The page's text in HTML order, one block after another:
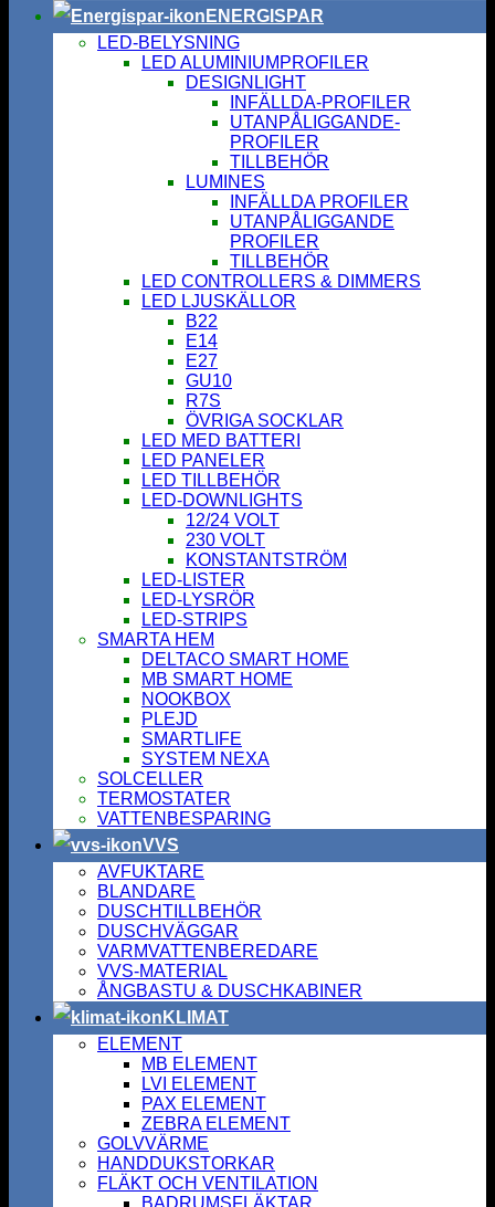
ENERGISPAR
LED-BELYSNING
LED ALUMINIUMPROFILER
DESIGNLIGHT
INFÄLLDA-PROFILER
UTANPÅLIGGANDE-
PROFILER
TILLBEHÖR
LUMINES
INFÄLLDA PROFILER
UTANPÅLIGGANDE
PROFILER
TILLBEHÖR
LED CONTROLLERS & DIMMERS
LED LJUSKÄLLOR
B22
E14
E27
GU10
R7S
ÖVRIGA SOCKLAR
LED MED BATTERI
LED PANELER
LED TILLBEHÖR
LED-DOWNLIGHTS
12/24 VOLT
230 VOLT
KONSTANTSTRÖM
LED-LISTER
LED-LYSRÖR
LED-STRIPS
SMARTA HEM
DELTACO SMART HOME
MB SMART HOME
NOOKBOX
PLEJD
SMARTLIFE
SYSTEM NEXA
SOLCELLER
TERMOSTATER
VATTENBESPARING
VVS
AVFUKTARE
BLANDARE
DUSCHTILLBEHÖR
DUSCHVÄGGAR
VARMVATTENBEREDARE
VVS-MATERIAL
ÅNGBASTU & DUSCHKABINER
KLIMAT
ELEMENT
MB ELEMENT
LVI ELEMENT
PAX ELEMENT
ZEBRA ELEMENT
GOLVVÄRME
HANDDUKSTORKAR
FLÄKT OCH VENTILATION
BADRUMSFLÄKTAR